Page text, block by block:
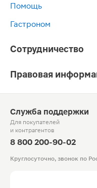
Помощь
Гастроном
Сотрудничество
Правовая
Служба поддержки
Для покупателей
и контрагентов
8 800 200-90-02
Круглосуточно, звонок по